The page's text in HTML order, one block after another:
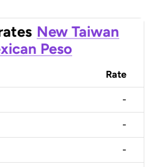
New Taiwan
Peso
Rate
-
-
-